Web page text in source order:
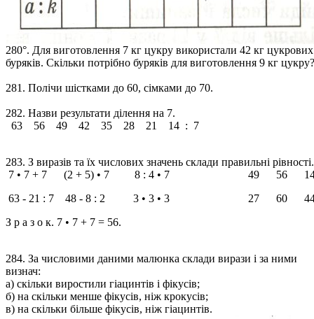
280°. Для виготовлення 7 кг цукру використали 42 кг цукрових
буряків. Скільки потрібно буряків для виготовлення 9 кг цукру?
281. Полічи шістками до 60, сімками до 70.
282. Назви результати ділення на 7.
63 56 49 42 35 28 21 14 : 7
283. З виразів та їх числових значень склади правильні рівності.
7 • 7 + 7 (2 + 5) • 7 8 : 4 • 7 49 56
63 - 21 : 7 48 - 8 : 2 3 • 3 • 3 27 60
З р а з о к. 7 • 7 + 7 = 56.
284. За числовими даними малюнка склади вирази і за ними
визнач:
а) скільки виростили гіацинтів і фікусів;
б) на скільки менше фікусів, ніж крокусів;
в) на скільки більше фікусів, ніж гіацинтів.